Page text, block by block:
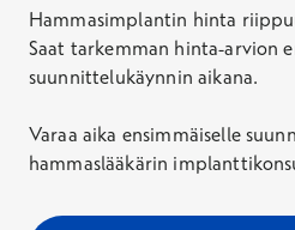
Hammasimplantin hinta
Saat tarkemman hinta-arvion
suunnittelukäynnin aikana.
Varaa aika ensimmäiselle
hammaslääkärin